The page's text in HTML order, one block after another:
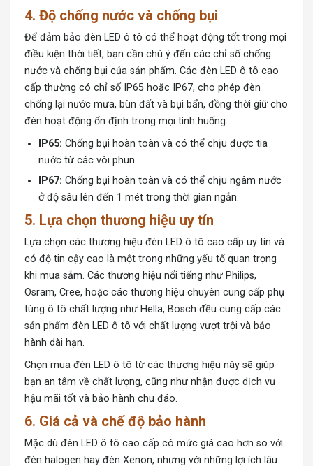
4. Độ chống nước và chống bụi
Để đảm bảo đèn LED ô tô có thể hoạt động tốt trong mọi
điều kiện thời tiết, bạn cần chú ý đến các chỉ số chống
nước và chống bụi của sản phẩm. Các đèn LED ô tô cao
cấp thường có chỉ số IP65 hoặc IP67, cho phép đèn
chống lại nước mưa, bùn đất và bụi bẩn, đồng thời giữ cho
đèn hoạt động ổn định trong mọi tình huống.
IP65: Chống bụi hoàn toàn và có thể chịu được tia
nước từ các vòi phun.
IP67: Chống bụi hoàn toàn và có thể chịu ngâm nước
ở độ sâu lên đến 1 mét trong thời gian ngắn.
5. Lựa chọn thương hiệu uy tín
Lựa chọn các thương hiệu đèn LED ô tô cao cấp uy tín và
có độ tin cậy cao là một trong những yếu tố quan trọng
khi mua sắm. Các thương hiệu nổi tiếng như Philips,
Osram, Cree, hoặc các thương hiệu chuyên cung cấp phụ
tùng ô tô chất lượng như Hella, Bosch đều cung cấp các
sản phẩm đèn LED ô tô với chất lượng vượt trội và bảo
hành dài hạn.
Chọn mua đèn LED ô tô từ các thương hiệu này sẽ giúp
bạn an tâm về chất lượng, cũng như nhận được dịch vụ
hậu mãi tốt và bảo hành chu đáo.
6. Giá cả và chế độ bảo hành
Mặc dù đèn LED ô tô cao cấp có mức giá cao hơn so với
đèn halogen hay đèn Xenon, nhưng với những lợi ích lâu